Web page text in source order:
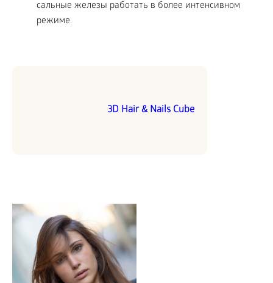
сальные железы работать в более интенсивном
режиме.
3D Hair & Nails Cube